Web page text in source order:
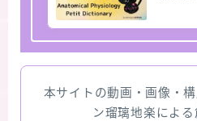
本サイトの動画・画像・
ン瑠璃地楽によ